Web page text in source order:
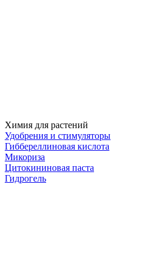
Химия для растений
Удобрения и стимуляторы
Гиббереллиновая кислота
Микориза
Цитокининовая паста
Гидрогель